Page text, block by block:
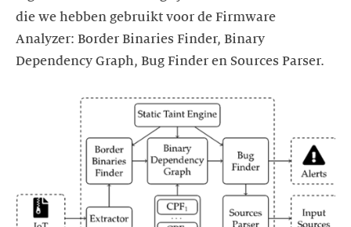
die we hebben gebruikt voor de Firmware
Analyzer: Border Binaries Finder, Binary